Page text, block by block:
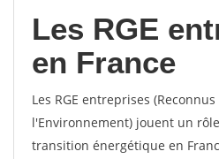
Les RGE
en France
Les RGE entreprises
l'Environnement) jouent un
transition énergétique en